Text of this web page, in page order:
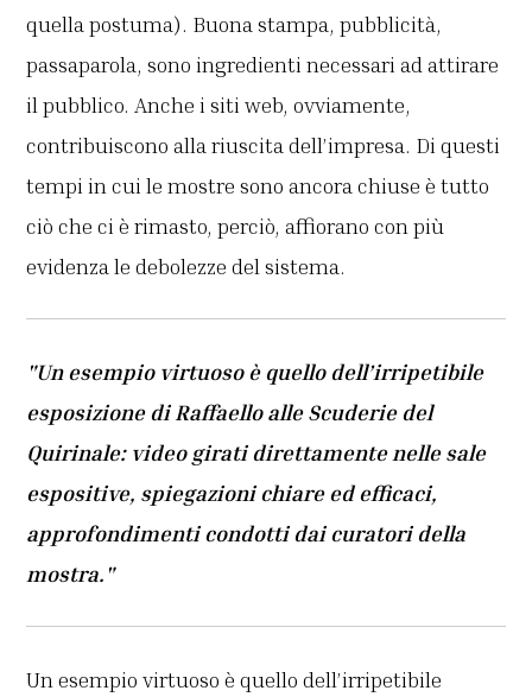
quella postuma). Buona stampa, pubblicità,
passaparola, sono ingredienti necessari ad attirare
il pubblico. Anche i siti web, ovviamente,
contribuiscono alla riuscita dell’impresa. Di questi
tempi in cui le mostre sono ancora chiuse è tutto
ciò che ci è rimasto, perciò, affiorano con più
evidenza le debolezze del sistema.
"Un esempio virtuoso è quello dell’irripetibile
esposizione di Raffaello alle Scuderie del
Quirinale: video girati direttamente nelle sale
espositive, spiegazioni chiare ed efficaci,
approfondimenti condotti dai curatori della
mostra."
Un esempio virtuoso è quello dell’irripetibile